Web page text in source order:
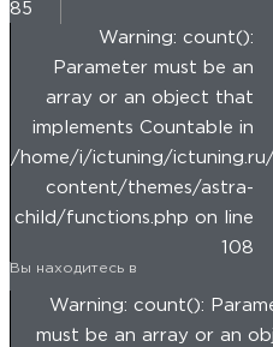
85
Warning: count():
Parameter must be an
array or an object that
implements Countable in
/home/i/ictuning/
content/themes/astra-
child/functions.php on line
108
Вы находитесь в
Warning: count():
must be an array or an